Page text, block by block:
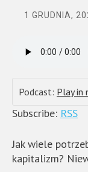
1 GRUDNIA,
Podcast: Play in
Subscribe: RSS
Jak wiele
kapitalizm?